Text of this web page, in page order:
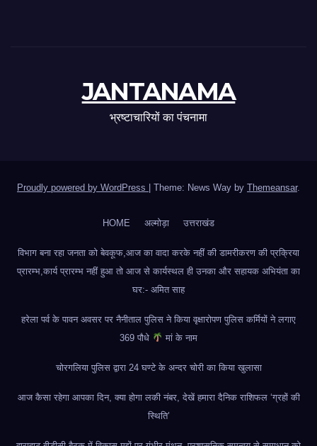
JANTANAMA
भ्रष्टाचारियों का पंचनामा
Proudly powered by WordPress | Theme: News Way by Themeansar.
HOME अल्मोड़ा उत्तराखंड
विभाग बना रहा जनता को बेवकूफ,आज का वादा करके नहीं की डामरीकरण की प्रक्रिया
प्रारम्भ,कार्य प्रारम्भ नहीं हुआ तो आज से कार्यस्थल ही उनका और सहायक अभियंता का
घर:- अमित साह
हरेला पर्व के पावन अवसर पर नैनीताल पुलिस ने किया वृक्षारोपण पुलिस कर्मियों ने लगाए
369 पौधे
मां के नाम
चोरगलिया पुलिस द्वारा 24 घण्टे के अन्दर चोरी का किया खुलासा
आज कैसा रहेगा आपका दिन, क्या होगा लकी नंबर, देखें हमारा दैनिक राशिफल ‘ग्रहों की
स्थिति’